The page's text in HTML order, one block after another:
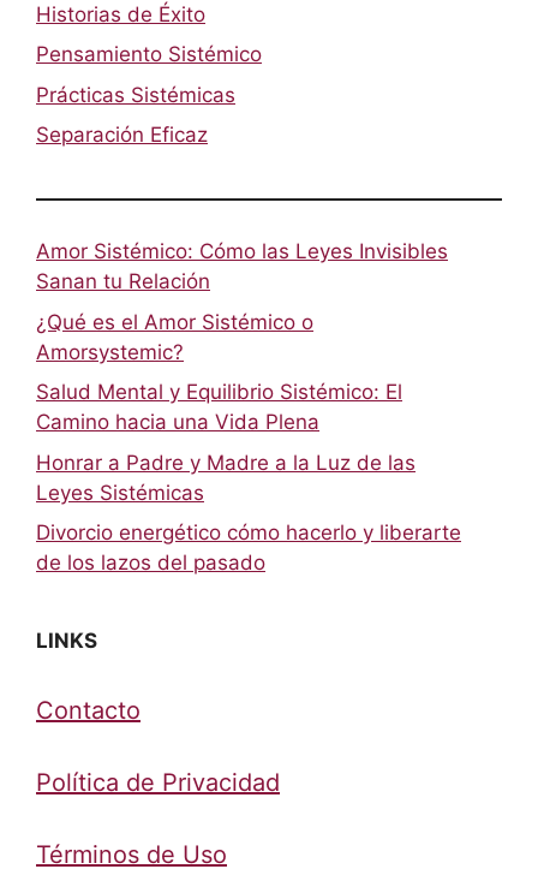
Historias de Éxito
Pensamiento Sistémico
Prácticas Sistémicas
Separación Eficaz
Amor Sistémico: Cómo las Leyes Invisibles
Sanan tu Relación
¿Qué es el Amor Sistémico o
Amorsystemic?
Salud Mental y Equilibrio Sistémico: El
Camino hacia una Vida Plena
Honrar a Padre y Madre a la Luz de las
Leyes Sistémicas
Divorcio energético cómo hacerlo y liberarte
de los lazos del pasado
LINKS
Contacto
Política de Privacidad
Términos de Uso